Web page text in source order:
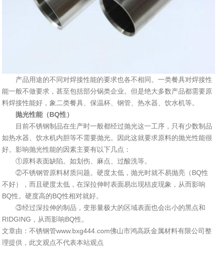
产品用途的不同对焊接性能的要求也各不相同。一类餐具对焊接性
能一般不做要求，甚至包括部分锅类企业。但是绝大多数产品都需要原
料焊接性能好，象二类餐具、保温杯、钢管、热水器、饮水机等。
抛光性能（BQ性）
目前不锈钢制品在生产时一般都经过抛光这一工序，只有少数制品
如热水器、饮水机内胆等不需要抛光。因此这就要求原料的抛光性能很
好。影响抛光性能的因素主要有以下几点：
①原料表面缺陷。如划伤、麻点、过酸洗等。
②不锈钢管原料材质问题。硬度太低，抛光时就不易抛亮（BQ性
不好），而且硬度太低，在深拉伸时表面易出现桔皮现象，从而影响
BQ性。硬度高的BQ性相对就好。
③经过深拉伸的制品，变形量极大的区域表面也会出小的黑点和
RIDGING，从而影响BQ性。
文章由：不锈钢管www.bxg444.com佛山市鸿高跃金属材料有限公司整
理提供，此文观点不代表本站观点